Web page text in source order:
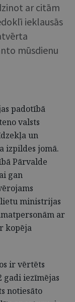
ar citām
ieklausās
mūsdienu
padotībā
valsts
un
izpildes jomā.
Pārvalde
gan
ministrijas
ar
kopēja
ir vērtēts
gadi iezīmējas
notiesāto